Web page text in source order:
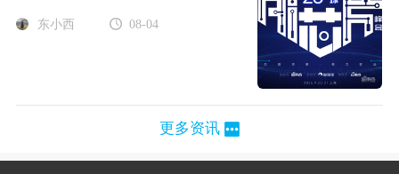
东小西 08-04
更多资讯